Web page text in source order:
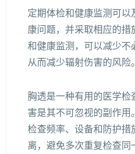
定期体检和健康监测可以
康问题，并采取相应的措
和健康监测，可以减少不
从而减少辐射伤害的风险。
胸透是一种有用的医学检
害是其不可忽视的副作用
检查频率、设备和防护措
离，避免多次重复检查